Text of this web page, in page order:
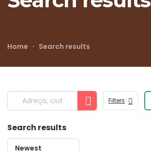
Home Search results
Filters
Search results